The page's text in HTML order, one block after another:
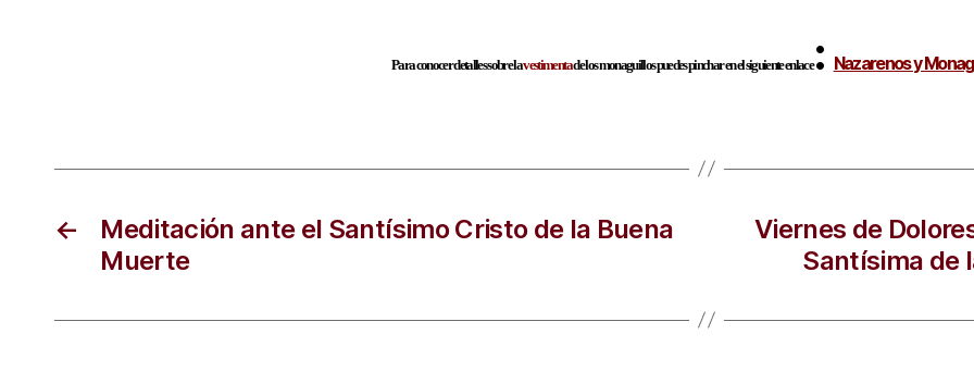
Para conocer detalles sobre lavestimentade los monaguillos puedes pinchar en el siguiente enlace: Nazarenos y
←
Meditación ante el Santísimo Cristo de la Buena
Muerte
Viernes de
Santísima de